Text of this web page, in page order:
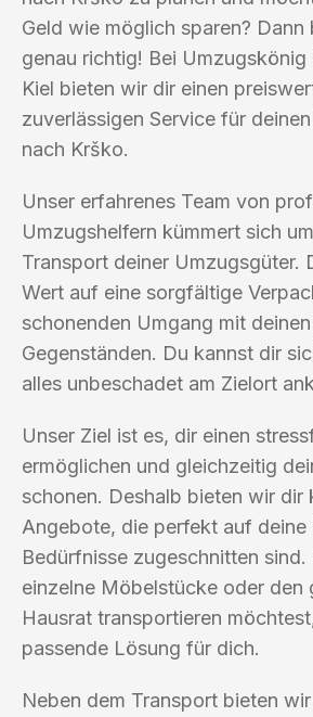
Geld wie möglich sparen? Dann
genau richtig! Bei Umzugskönig
Kiel bieten wir dir einen
zuverlässigen Service für
nach Krško.
Unser erfahrenes Team von
Umzugshelfern kümmert sich
Transport deiner Umzugsgüter.
Wert auf eine sorgfältige
schonenden Umgang mit
Gegenständen. Du kannst dir
alles unbeschadet am Zielort
Unser Ziel ist es, dir einen
ermöglichen und gleichzeitig
schonen. Deshalb bieten wir dir
Angebote, die perfekt auf deine
Bedürfnisse zugeschnitten
einzelne Möbelstücke oder den
Hausrat transportieren
passende Lösung für dich.
Neben dem Transport bieten